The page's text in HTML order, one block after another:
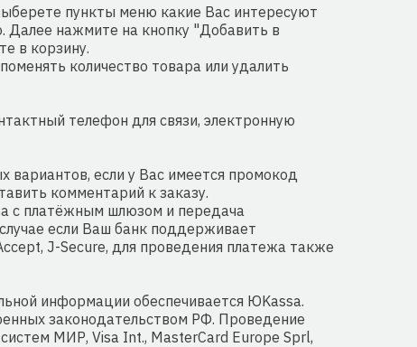
пункты меню какие Вас интересуют
Далее нажмите на кнопку "Добавить в
в корзину.
количество товара или удалить
телефон для связи, электронную
если у Вас имеется промокод
комментарий к заказу.
с платёжным шлюзом и передача
если Ваш банк поддерживает
J-Secure, для проведения платежа также
информации обеспечивается ЮKassa.
законодательством РФ. Проведение
МИР, Visa Int., MasterCard Europe Sprl,